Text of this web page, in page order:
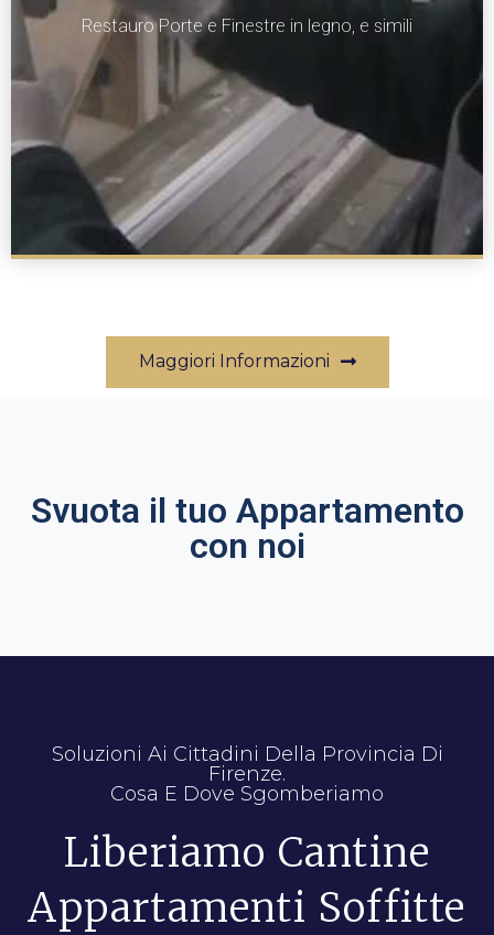
Restauro Porte e Finestre in legno, e simili
Maggiori Informazioni
Svuota il tuo Appartamento
con noi
Soluzioni Ai Cittadini Della Provincia Di
Firenze.
Cosa E Dove Sgomberiamo
Liberiamo Cantine
Appartamenti Soffitte